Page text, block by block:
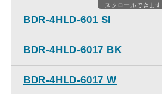
BDR-4HLD-601 SI
BDR-4HLD-6017 BK
BDR-4HLD-6017 W
スクロールできます